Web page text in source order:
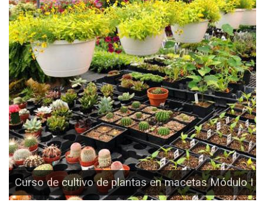
Curso de cultivo de plantas en macetas Módulo I